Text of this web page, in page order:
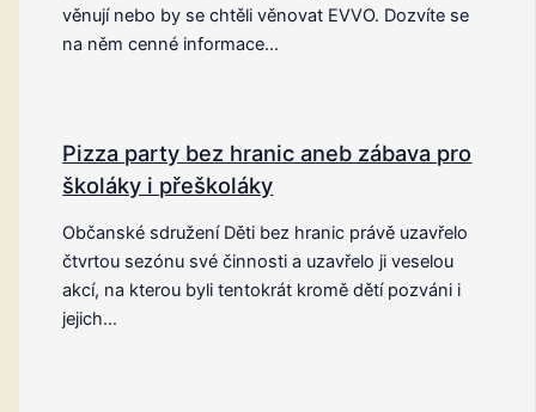
věnují nebo by se chtěli věnovat EVVO. Dozvíte se
na něm cenné informace…
Pizza party bez hranic aneb zábava pro
školáky i přeškoláky
Občanské sdružení Děti bez hranic právě uzavřelo
čtvrtou sezónu své činnosti a uzavřelo ji veselou
akcí, na kterou byli tentokrát kromě dětí pozváni i
jejich…